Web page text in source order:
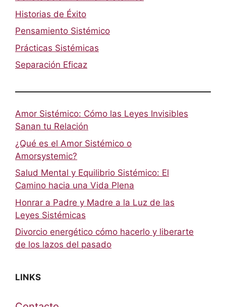
Historias de Éxito
Pensamiento Sistémico
Prácticas Sistémicas
Separación Eficaz
Amor Sistémico: Cómo las Leyes Invisibles
Sanan tu Relación
¿Qué es el Amor Sistémico o
Amorsystemic?
Salud Mental y Equilibrio Sistémico: El
Camino hacia una Vida Plena
Honrar a Padre y Madre a la Luz de las
Leyes Sistémicas
Divorcio energético cómo hacerlo y liberarte
de los lazos del pasado
LINKS